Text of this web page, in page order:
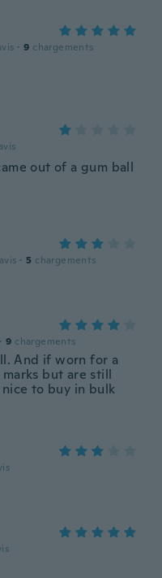
· 9 chargements
avis
out of a gum ball
avis · 5 chargements
· 9 chargements
And if worn for a
but are still
to buy in bulk